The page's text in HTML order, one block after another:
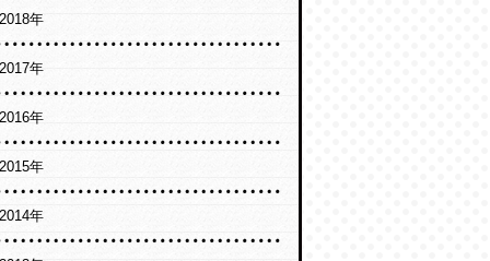
2018年
2017年
2016年
2015年
2014年